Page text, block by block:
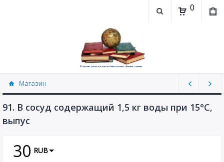
0
Магазин
Физика, химия (рассылаю Doc+PDF) (8689)
91. В сосуд содержащий 1,5 кг воды при 15ºС,
выпус
30 RUB